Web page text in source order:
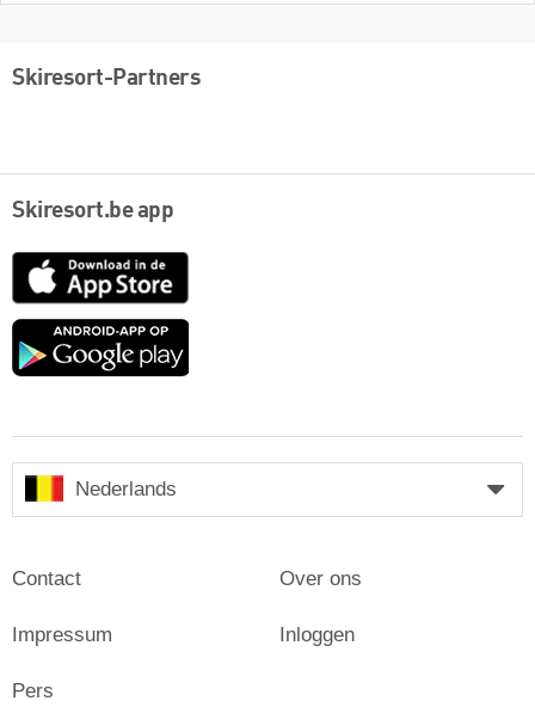
Skiresort-Partners
Skiresort.be app
App
Google
Nederlands
Contact
Impressum
Pers
Over ons
Inloggen